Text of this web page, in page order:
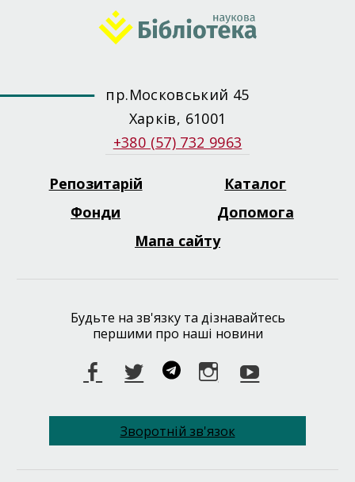
пр.Московський 45
Харків, 61001
+380 (57) 732 9963
FooterРепозитарій
Каталог
Фонди
Допомога
Мапа сайту
Будьте на зв'язку та дізнавайтесь
першими про наші новини
FacebookTwitter
TelegramInstagram
Зворотній зв'язок